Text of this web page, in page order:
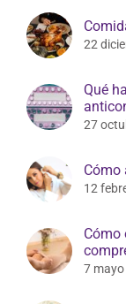
22
Qué
27
Cómo
12
Cómo
7